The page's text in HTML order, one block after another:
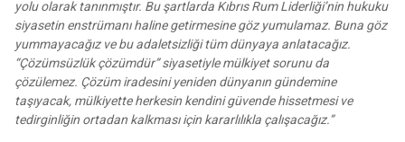
yolu olarak tanınmıştır. Bu şartlarda Kıbrıs Rum Liderliği’nin hukuku
siyasetin enstrümanı haline getirmesine göz yumulamaz. Buna göz
yummayacağız ve bu adaletsizliği tüm dünyaya anlatacağız.
“Çözümsüzlük çözümdür” siyasetiyle mülkiyet sorunu da
çözülemez. Çözüm iradesini yeniden dünyanın gündemine
taşıyacak, mülkiyette herkesin kendini güvende hissetmesi ve
tedirginliğin ortadan kalkması için kararlılıkla çalışacağız.”